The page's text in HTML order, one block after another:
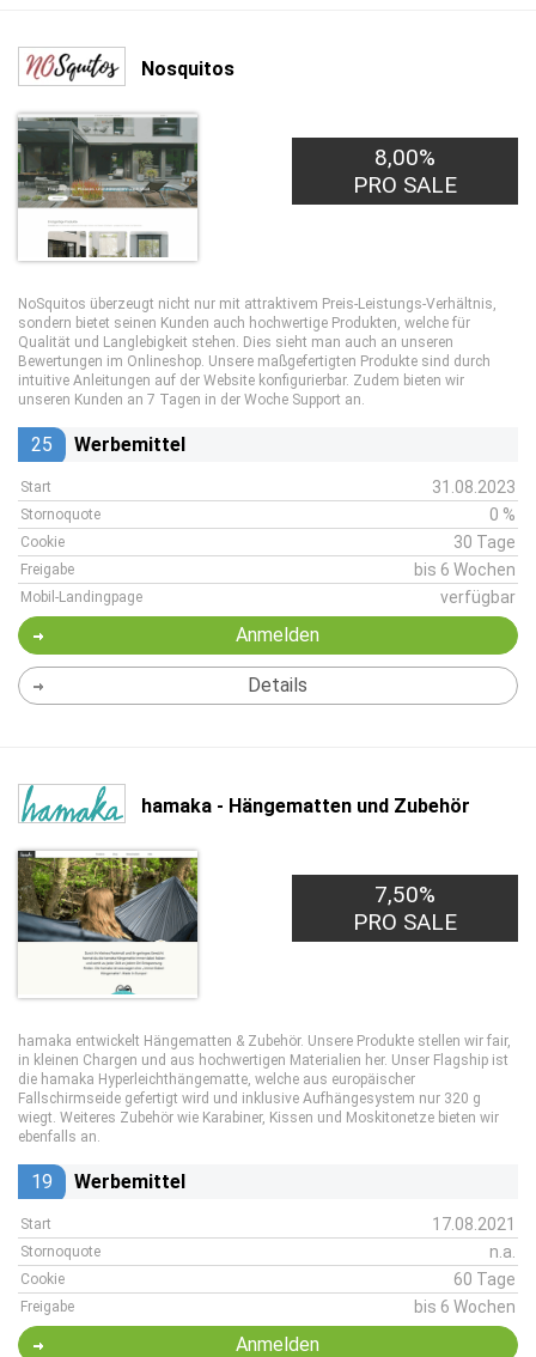
Nosquitos
8,00%
PRO SALE
NoSquitos überzeugt nicht nur mit attraktivem Preis-Leistungs-Verhältnis,
sondern bietet seinen Kunden auch hochwertige Produkten, welche für
Qualität und Langlebigkeit stehen. Dies sieht man auch an unseren
Bewertungen im Onlineshop. Unsere maßgefertigten Produkte sind durch
intuitive Anleitungen auf der Website konfigurierbar. Zudem bieten wir
unseren Kunden an 7 Tagen in der Woche Support an.
25 Werbemittel
Start 31.08.2023
Stornoquote 0 %
Cookie 30 Tage
Freigabe bis 6 Wochen
Mobil-Landingpage verfügbar
Anmelden
Details
hamaka - Hängematten und Zubehör
7,50%
PRO SALE
hamaka entwickelt Hängematten & Zubehör. Unsere Produkte stellen wir fair,
in kleinen Chargen und aus hochwertigen Materialien her. Unser Flagship ist
die hamaka Hyperleichthängematte, welche aus europäischer
Fallschirmseide gefertigt wird und inklusive Aufhängesystem nur 320 g
wiegt. Weiteres Zubehör wie Karabiner, Kissen und Moskitonetze bieten wir
ebenfalls an.
19 Werbemittel
Start 17.08.2021
Stornoquote n.a.
Cookie 60 Tage
Freigabe bis 6 Wochen
Anmelden